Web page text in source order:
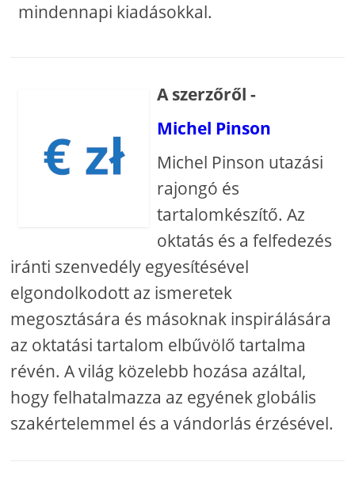
mindennapi kiadásokkal.
A szerzőről -
Michel Pinson
Michel Pinson utazási
rajongó és
tartalomkészítő. Az
oktatás és a felfedezés
iránti szenvedély egyesítésével
elgondolkodott az ismeretek
megosztására és másoknak inspirálására
az oktatási tartalom elbűvölő tartalma
révén. A világ közelebb hozása azáltal,
hogy felhatalmazza az egyének globális
szakértelemmel és a vándorlás érzésével.